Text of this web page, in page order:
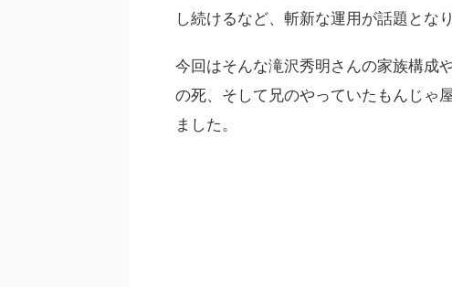
し続けるなど、斬新な運用が話題とな
今回はそんな滝沢秀明さんの家族構成
の死、そして兄のやっていたもんじゃ
ました。